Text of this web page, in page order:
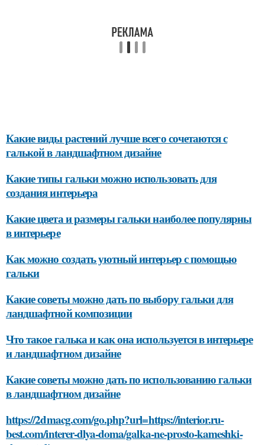
Какие виды растений лучше всего сочетаются с
галькой в ландшафтном дизайне
Какие типы гальки можно использовать для
создания интерьера
Какие цвета и размеры гальки наиболее популярны
в интерьере
Как можно создать уютный интерьер с помощью
гальки
Какие советы можно дать по выбору гальки для
ландшафтной композиции
Что такое галька и как она используется в интерьере
и ландшафтном дизайне
Какие советы можно дать по использованию гальки
в ландшафтном дизайне
https://2dmacg.com/go.php?url=https://interior.ru-
best.com/interer-dlya-doma/galka-ne-prosto-kameshki-